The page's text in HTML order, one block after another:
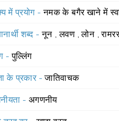
में प्रयोग -नमक के बगैर खाने में
शब्द -नून ,लवण ,लोन ,
-पुल्लिंग
के प्रकार -जातिवाचक
- अगणनीय